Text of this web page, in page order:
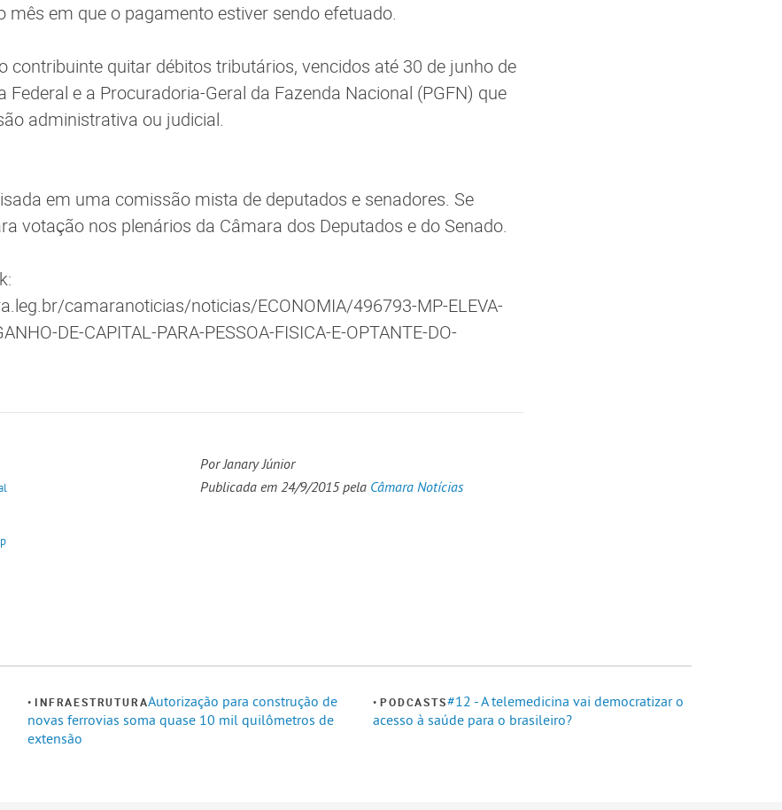
mês em que o pagamento estiver sendo efetuado.
contribuinte quitar débitos tributários, vencidos até 30 de junho de
Federal e a Procuradoria-Geral da Fazenda Nacional (PGFN) que
administrativa ou judicial.
em uma comissão mista de deputados e senadores. Se
votação nos plenários da Câmara dos Deputados e do Senado.
camaranoticias/noticias/ECONOMIA/496793-MP-ELEVA-
DE-CAPITAL-PARA-PESSOA-FISICA-E-OPTANTE-DO-
Por Janary Júnior
Publicada em 24/9/2015 pela Câmara Notícias
INFRAESTRUTURAAutorização para construção de
novas ferrovias soma quase 10 mil quilômetros de
extensão
PODCASTS#12 - A telemedicina vai democratizar o
acesso à saúde para o brasileiro?